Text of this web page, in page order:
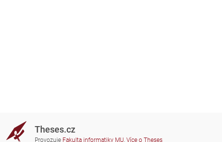
Theses.cz
Provozuje Fakulta informatiky MU, Více o Theses